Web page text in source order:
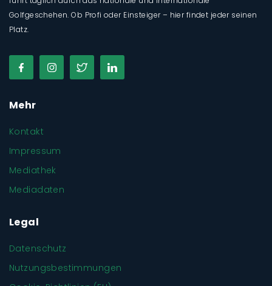
Golfgeschehen. Ob Profi oder Einsteiger – hier findet jeder seinen
Platz.
Mehr
Kontakt
Impressum
Mediathek
Mediadaten
Legal
Datenschutz
Nutzungsbestimmungen